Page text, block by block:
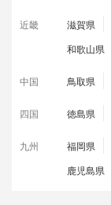
近畿 滋賀県
和歌山県
中国 鳥取県
四国 徳島県
九州 福岡県
鹿児島県